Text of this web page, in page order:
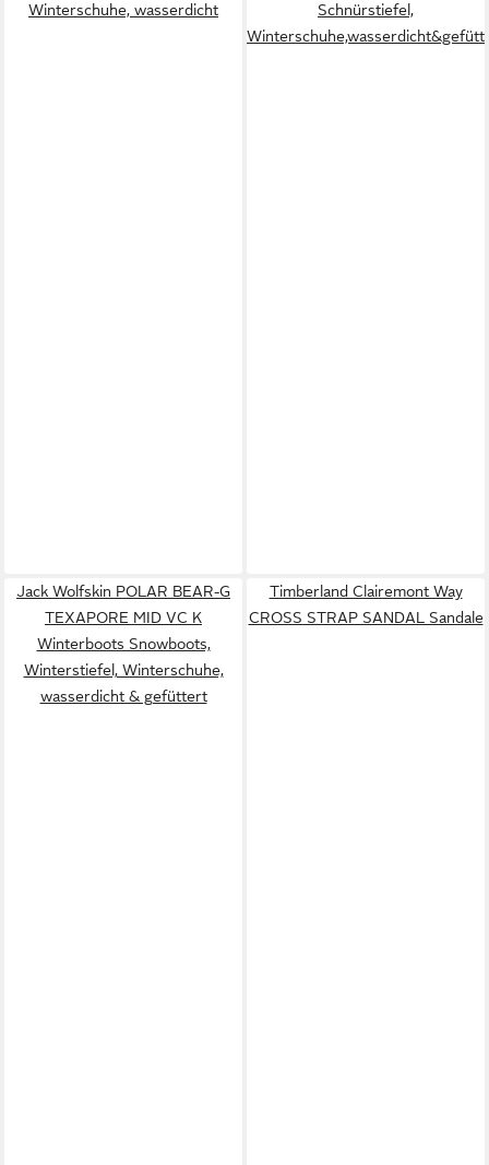
Winterschuhe, wasserdicht
Schnürstiefel,
Jack Wolfskin POLAR BEAR-G
TEXAPORE MID VC K
Winterboots Snowboots,
Winterstiefel, Winterschuhe,
wasserdicht & gefüttert
Timberland Clairemont Way
CROSS STRAP SANDAL Sandale